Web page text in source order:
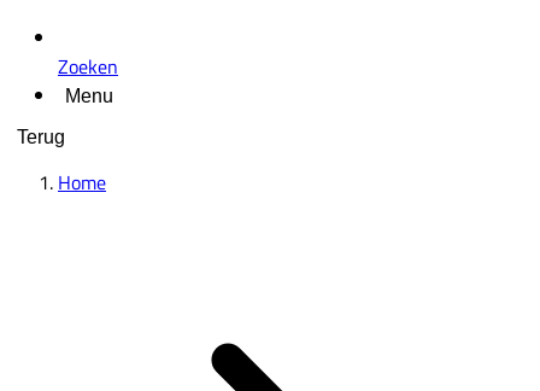
Zoeken
Menu
Terug
Home